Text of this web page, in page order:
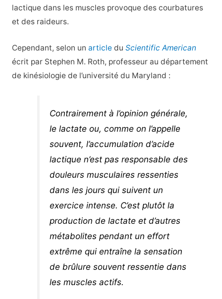
lactique dans les muscles provoque des courbatures
et des raideurs.
Cependant, selon un articledu Scientific American
écrit par Stephen M. Roth, professeur au département
de kinésiologie de l’université du Maryland :
Contrairement à l’opinion générale,
le lactate ou, comme on l’appelle
souvent, l’accumulation d’acide
lactique n’est pas responsable des
douleurs musculaires ressenties
dans les jours qui suivent un
exercice intense. C’est plutôt la
production de lactate et d’autres
métabolites pendant un effort
extrême qui entraîne la sensation
de brûlure souvent ressentie dans
les muscles actifs.